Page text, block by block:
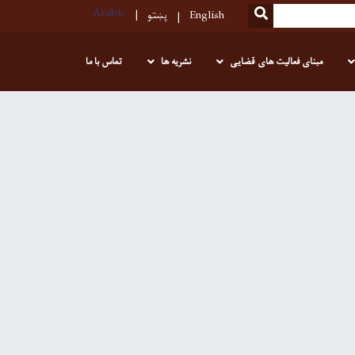
SEARCH
English پښتو Arabic
مبنای فعالیت های قضایی نشریه ها تماس با ما